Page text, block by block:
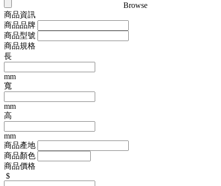
Browse
商品資訊
商品品牌
商品型號
商品規格
長
mm
寬
mm
高
mm
商品產地
商品顏色
商品價格
$